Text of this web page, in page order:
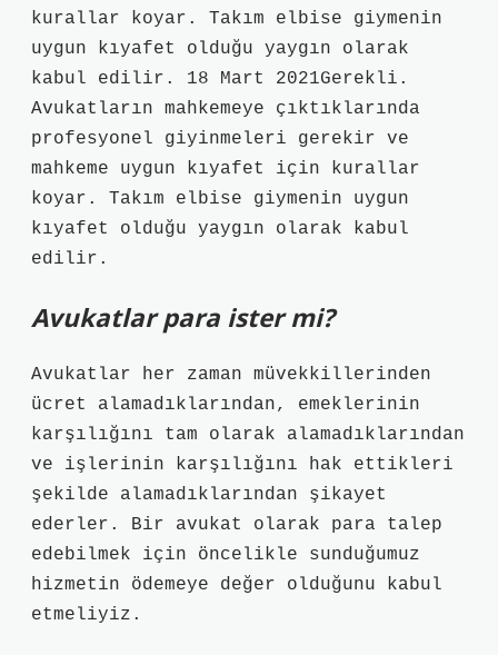
kurallar koyar. Takım elbise giymenin
uygun kıyafet olduğu yaygın olarak
kabul edilir. 18 Mart 2021Gerekli.
Avukatların mahkemeye çıktıklarında
profesyonel giyinmeleri gerekir ve
mahkeme uygun kıyafet için kurallar
koyar. Takım elbise giymenin uygun
kıyafet olduğu yaygın olarak kabul
edilir.
Avukatlar para ister mi?
Avukatlar her zaman müvekkillerinden
ücret alamadıklarından, emeklerinin
karşılığını tam olarak alamadıklarından
ve işlerinin karşılığını hak ettikleri
şekilde alamadıklarından şikayet
ederler. Bir avukat olarak para talep
edebilmek için öncelikle sunduğumuz
hizmetin ödemeye değer olduğunu kabul
etmeliyiz.